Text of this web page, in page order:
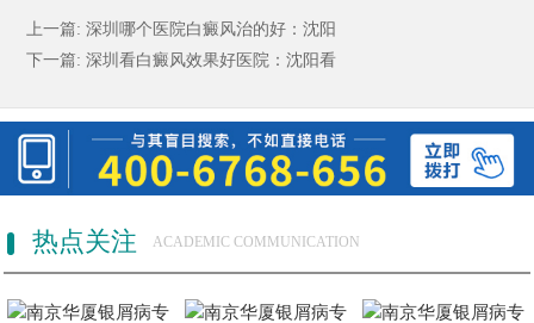
上一篇: 深圳哪个医院白癜风治的好：沈阳
下一篇: 深圳看白癜风效果好医院：沈阳看
热点关注 ACADEMIC COMMUNICATION